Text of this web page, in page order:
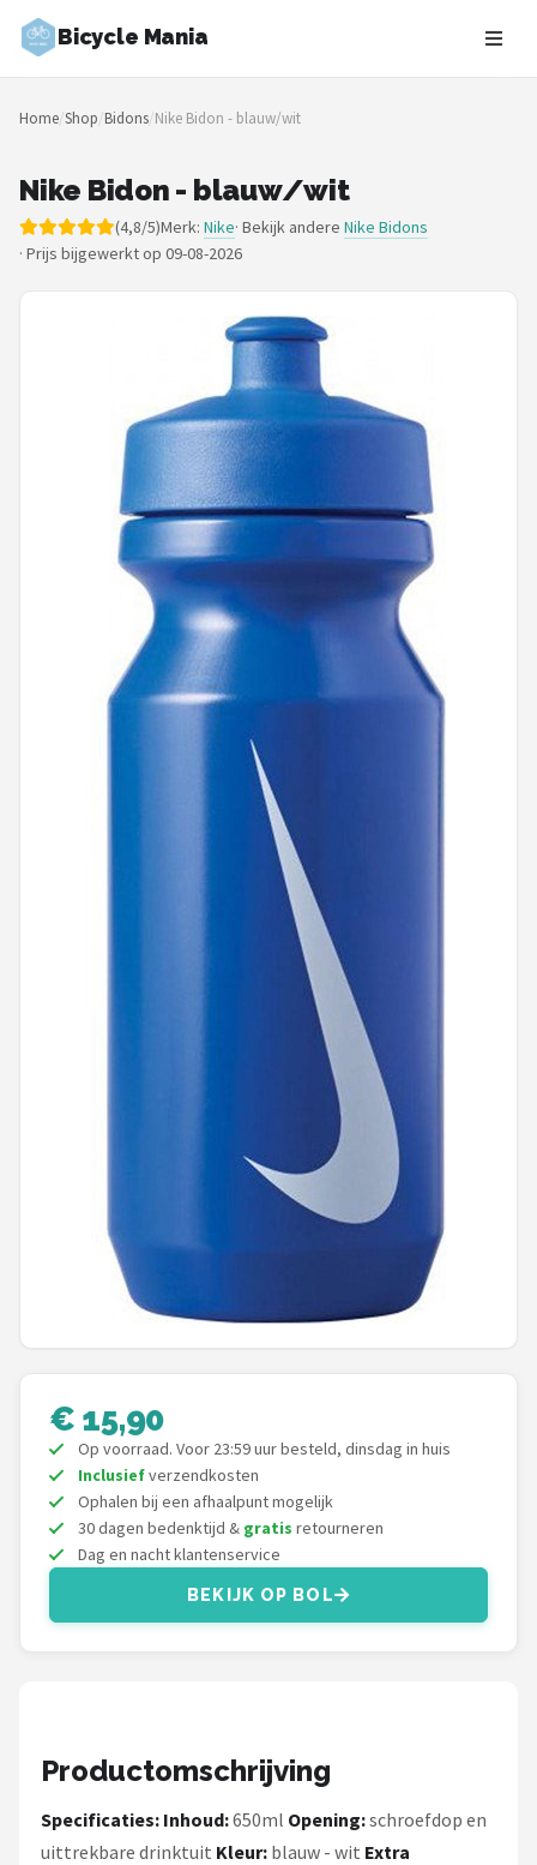
Bicycle Mania
Zoeken
NAVIGATIE
Merken
Blog
Kinderfietsen
Stadsfietsen
Elektrische fietsen
Mountainbikes
POPULAIRE MERKEN
Cortina
Alle merken →
Home/Shop/Bidons/Nike Bidon - blauw/wit
Nike Bidon - blauw/wit
(4,8/5)Merk: Nike· Bekijk andere Nike Bidons
· Prijs bijgewerkt op 09-08-2026
€ 15,90
Op voorraad. Voor 23:59 uur besteld, dinsdag in huis
Inclusiefverzendkosten
Ophalen bij een afhaalpunt mogelijk
30 dagen bedenktijd & gratis retourneren
Dag en nacht klantenservice
BEKIJK OP BOL
Productomschrijving
Specificaties: Inhoud:650ml Opening:schroefdop en
uittrekbare drinktuit Kleur: blauw - wit Extra